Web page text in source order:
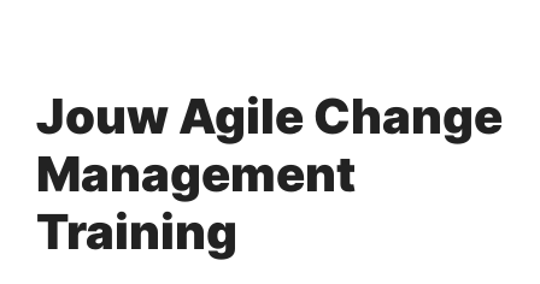
Jouw Agile Change
Management
Training